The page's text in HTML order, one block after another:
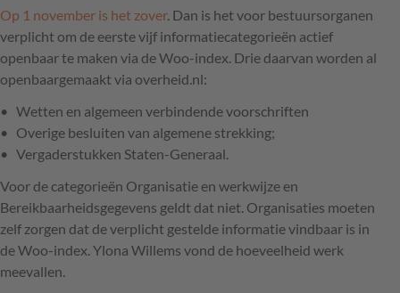
Op 1 november is het zover. Dan is het voor bestuursorganen
verplicht om de eerste vijf informatiecategorieën actief
openbaar te maken via de Woo-index. Drie daarvan worden al
openbaargemaakt via overheid.nl:
Wetten en algemeen verbindende voorschriften
Overige besluiten van algemene strekking;
Vergaderstukken Staten-Generaal.
Voor de categorieën Organisatie en werkwijze en
Bereikbaarheidsgegevens geldt dat niet. Organisaties moeten
zelf zorgen dat de verplicht gestelde informatie vindbaar is in
de Woo-index. Ylona Willems vond de hoeveelheid werk
meevallen.